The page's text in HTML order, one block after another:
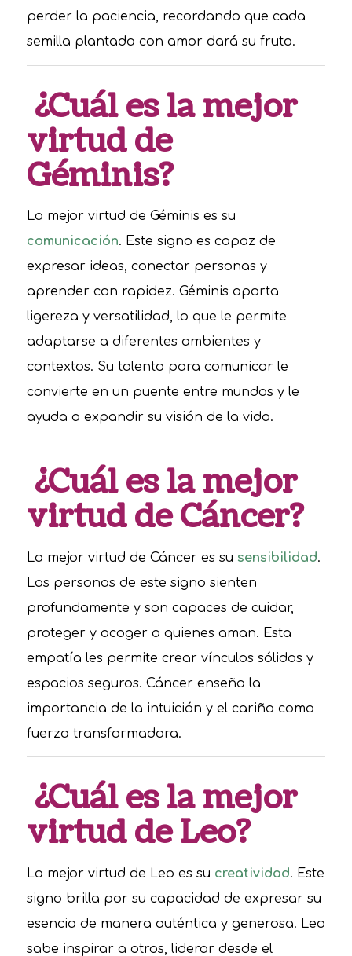
perder la paciencia, recordando que cada
semilla plantada con amor dará su fruto.
¿Cuál es la mejor
virtud de
Géminis?
La mejor virtud de Géminis es su
comunicación. Este signo es capaz de
expresar ideas, conectar personas y
aprender con rapidez. Géminis aporta
ligereza y versatilidad, lo que le permite
adaptarse a diferentes ambientes y
contextos. Su talento para comunicar le
convierte en un puente entre mundos y le
ayuda a expandir su visión de la vida.
¿Cuál es la mejor
virtud de Cáncer?
La mejor virtud de Cáncer es su sensibilidad.
Las personas de este signo sienten
profundamente y son capaces de cuidar,
proteger y acoger a quienes aman. Esta
empatía les permite crear vínculos sólidos y
espacios seguros. Cáncer enseña la
importancia de la intuición y el cariño como
fuerza transformadora.
¿Cuál es la mejor
virtud de Leo?
La mejor virtud de Leo es su creatividad. Este
signo brilla por su capacidad de expresar su
esencia de manera auténtica y generosa. Leo
sabe inspirar a otros, liderar desde el